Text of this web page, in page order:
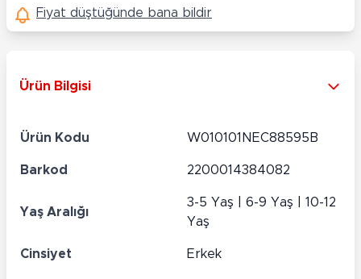
Fiyat düştüğünde bana bildir
Ürün Bilgisi
Ürün Kodu W010101NEC88595B
Barkod 2200014384082
Yaş Aralığı
3-5 Yaş | 6-9 Yaş | 10-12
Yaş
Cinsiyet Erkek